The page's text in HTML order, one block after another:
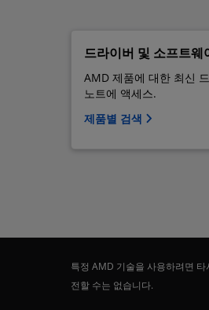
드라이버 및 소프트웨
AMD 제품에 대한 최신
노트에 액세스.
제품별 검색
특정 AMD 기술을 사용하려면
전할 수는 없습니다.